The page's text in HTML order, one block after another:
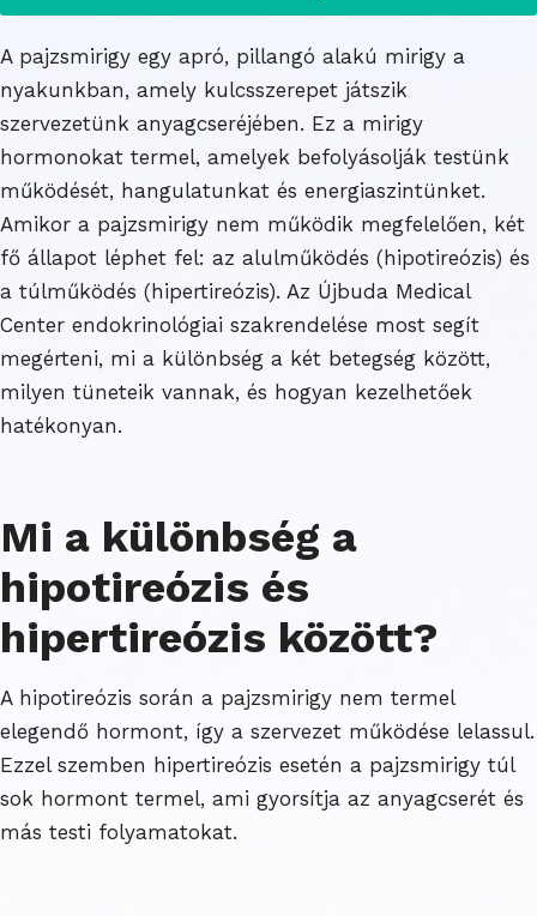
A pajzsmirigy egy apró, pillangó alakú mirigy a
nyakunkban, amely kulcsszerepet játszik
szervezetünk anyagcseréjében. Ez a mirigy
hormonokat termel, amelyek befolyásolják testünk
működését, hangulatunkat és energiaszintünket.
Amikor a pajzsmirigy nem működik megfelelően, két
fő állapot léphet fel: az alulműködés (hipotireózis) és
a túlműködés (hipertireózis). Az Újbuda Medical
Center endokrinológiai szakrendelése most segít
megérteni, mi a különbség a két betegség között,
milyen tüneteik vannak, és hogyan kezelhetőek
hatékonyan.
Mi a különbség a
hipotireózis és
hipertireózis között?
A hipotireózis során a pajzsmirigy nem termel
elegendő hormont, így a szervezet működése lelassul.
Ezzel szemben hipertireózis esetén a pajzsmirigy túl
sok hormont termel, ami gyorsítja az anyagcserét és
más testi folyamatokat.